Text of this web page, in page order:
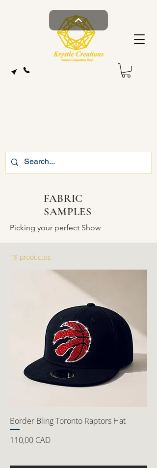
FABRIC
SAMPLES
Picking your perfect Show
19 productos
Border Bling Toronto Raptors Hat
Precio
110,00 CAD